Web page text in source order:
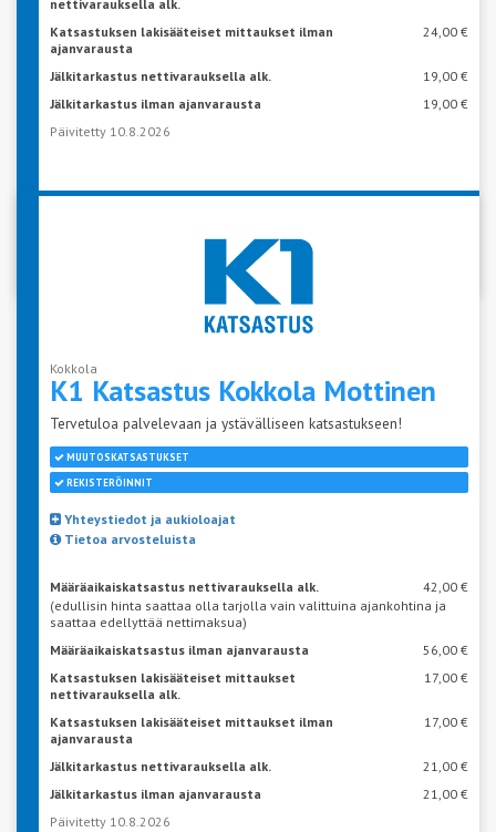
nettivarauksella alk.
Katsastuksen lakisääteiset mittaukset ilman
ajanvarausta
24,00 €
Jälkitarkastus nettivarauksella alk.
19,00 €
Jälkitarkastus ilman ajanvarausta
19,00 €
Päivitetty 10.8.2026
Kokkola
K1 Katsastus Kokkola Mottinen
Tervetuloa palvelevaan ja ystävälliseen katsastukseen!
MUUTOSKATSASTUKSET
REKISTERÖINNIT
Yhteystiedot ja aukioloajat
Tietoa arvosteluista
Määräaikaiskatsastus nettivarauksella alk.
42,00 €
(edullisin hinta saattaa olla tarjolla vain valittuina ajankohtina ja
saattaa edellyttää nettimaksua)
Määräaikaiskatsastus ilman ajanvarausta
56,00 €
Katsastuksen lakisääteiset mittaukset
nettivarauksella alk.
17,00 €
Katsastuksen lakisääteiset mittaukset ilman
ajanvarausta
17,00 €
Jälkitarkastus nettivarauksella alk.
21,00 €
Jälkitarkastus ilman ajanvarausta
21,00 €
Päivitetty 10.8.2026